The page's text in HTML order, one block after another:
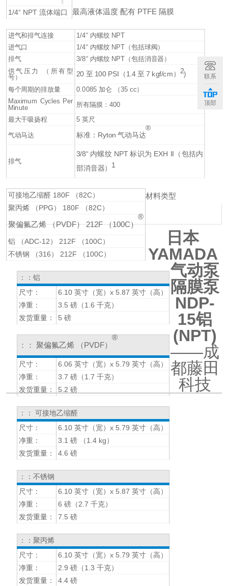
1/4“ NPT 流体端口
进气和排气连接
1/4“ 内螺纹 NPT
进气口
1/4“ 内螺纹 NPT（包括球阀）
排气
3/8“ 内螺纹 NPT（包括消音器）
供气压力 （所有型
号）
20 至 100 PSI（1.4 至 7 kgf/cm） 2)
每个周期的排放量
0.0085 加仑 （35 cc）
Maximum Cycles Per
Minute
所有隔膜：400
最大干吸扬程 5 英尺
气动马达 标准：Ryton 气动马达
®
排气
3/8“ 内螺纹 NPT 标识为 EXH II（包括内
部消音器） 1
最高液体温度 配有 PTFE 隔膜
可接地乙缩醛 180F （82C）
聚丙烯 （PPG） 180F （82C）
聚偏氟乙烯 （PVDF） 212F （100C）
®
铝 （ADC-12） 212F （100C）
不锈钢 （316） 212F （100C）
材料类型
：：铝
尺寸：
6.10 英寸（宽）x 5.87 英寸（高）
净重：
3.5 磅（1.6 千克）
发货重量：
5 磅
：： 聚偏氟乙烯 （PVDF）
®
尺寸：
6.06 英寸（宽）x 5.79 英寸（高）
净重：
3.7 磅（1.7 千克）
发货重量：
5.2 磅
：： 可接地乙缩醛
尺寸：
6.10 英寸（宽）x 5.79 英寸（高）
净重：
3.1 磅 （1.4 kg）
发货重量：
4.6 磅
：：不锈钢
尺寸：
6.10 英寸（宽）x 5.87 英寸（高）
净重：
6 磅（2.7 千克）
发货重量：
7.5 磅
：：聚丙烯
尺寸：
6.10 英寸（宽）x 5.79 英寸（高）
净重：
2.9 磅（1.3 千克）
发货重量：
4.4 磅
日本
YAMADA
气动泵
隔膜泵
NDP-
15铝
(NPT)
——成
都藤田
科技
联系
顶部